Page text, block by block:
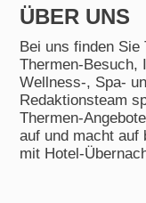
ÜBER UNS
Bei uns finden
Thermen-Besuch,
Wellness-, Spa-
Redaktionsteam
Thermen-
auf und macht auf
mit Hotel-